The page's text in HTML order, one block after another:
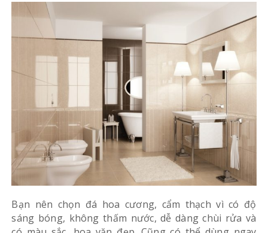
Bạn nên chọn đá hoa cương, cẩm thạch vì có độ
sáng bóng, không thấm nước, dễ dàng chùi rửa và